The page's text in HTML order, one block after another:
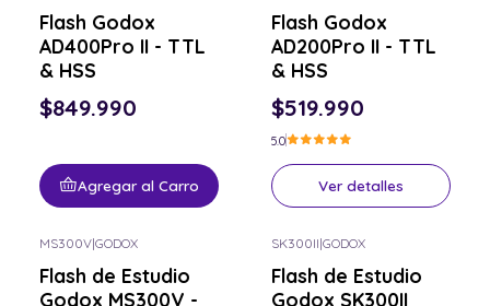
Flash Godox
AD400Pro II - TTL
& HSS
$849.990
Agregar al Carro
Flash Godox
AD200Pro II - TTL
& HSS
$519.990
5.0
Ver detalles
MS300V|GODOX
Flash de Estudio
Godox MS300V -
SK300II|GODOX
Flash de Estudio
Godox SK300II